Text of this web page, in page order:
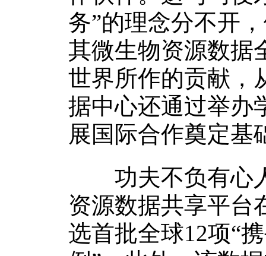
务”的理念分不开
其微生物资源数据
世界所作的贡献，
据中心还通过举办
展国际合作奠定基
功夫不负有心人
资源数据共享平台
选首批全球12项“